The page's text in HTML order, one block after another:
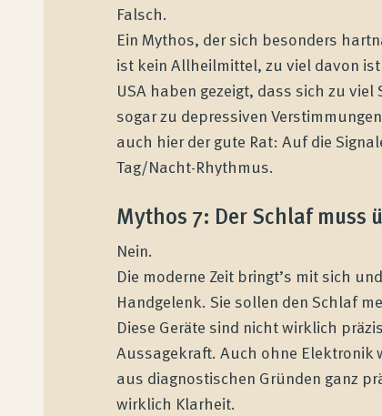
Falsch.
Ein Mythos, der sich besonders
ist kein Allheilmittel, zu viel davon
USA haben gezeigt, dass sich zu
sogar zu depressiven
auch hier der gute Rat: Auf die
Tag/Nacht-Rhythmus.
Mythos 7: Der Schlaf muss
Nein.
Die moderne Zeit bringt’s mit sich
Handgelenk. Sie sollen den Schlaf
Diese Geräte sind nicht wirklich
Aussagekraft. Auch ohne Elektronik
aus diagnostischen Gründen ganz
wirklich Klarheit.